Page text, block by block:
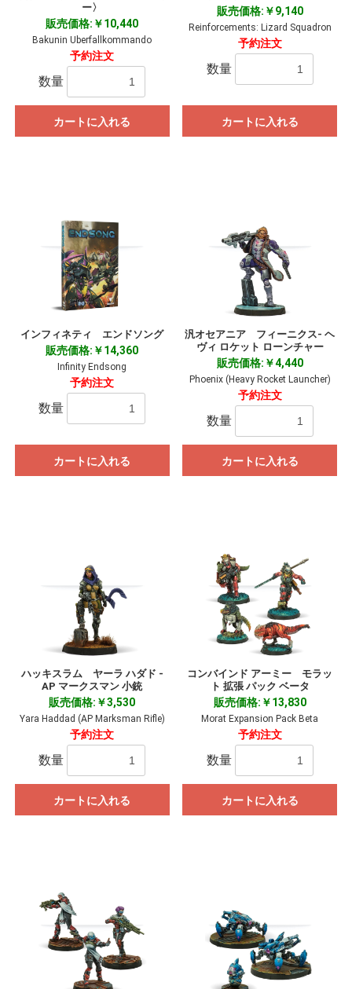
ー〉
販売価格:￥10,440
Bakunin Uberfallkommando
予約注文
数量
カートに入れる
販売価格:￥9,140
Reinforcements: Lizard Squadron
予約注文
数量
カートに入れる
インフィネティ エンドソング
販売価格:￥14,360
Infinity Endsong
予約注文
数量
カートに入れる
汎オセアニア フィーニクス- ヘ
ヴィ ロケット ローンチャー
販売価格:￥4,440
Phoenix (Heavy Rocket Launcher)
予約注文
数量
カートに入れる
ハッキスラム ヤーラ ハダド -
AP マークスマン 小銃
販売価格:￥3,530
Yara Haddad (AP Marksman Rifle)
予約注文
数量
カートに入れる
コンバインド アーミー モラッ
ト 拡張 パック ベータ
販売価格:￥13,830
Morat Expansion Pack Beta
予約注文
数量
カートに入れる